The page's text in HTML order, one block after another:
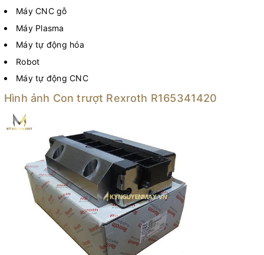
Máy CNC gỗ
Máy Plasma
Máy tự động hóa
Robot
Máy tự động CNC
Hình ảnh Con trượt Rexroth R165341420